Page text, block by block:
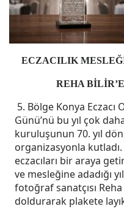
ECZACILIK
REHA
5. Bölge Konya Eczacı
Günü’nü bu yıl çok
kuruluşunun 70. yıl
organizasyonla
eczacıları bir araya
ve mesleğine adadığı
fotoğraf sanatçısı
doldurarak plakete